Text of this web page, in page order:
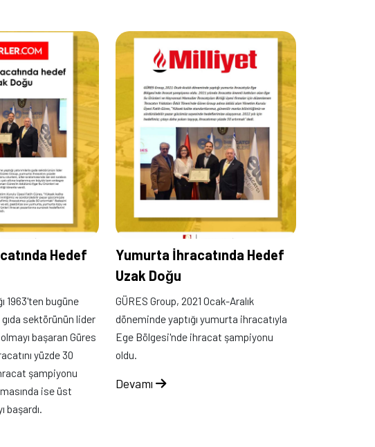
Hedef
1963'ten bugüne
gıda sektörünün lider
başaran Güres
yüzde 30
şampiyonu
ise üst
başardı.
Yumurta İhracatında Hedef
Uzak Doğu
GÜRES Group, 2021 Ocak-Aralık
döneminde yaptığı yumurta ihracatıyla
Ege Bölgesi'nde ihracat şampiyonu
oldu.
Devamı